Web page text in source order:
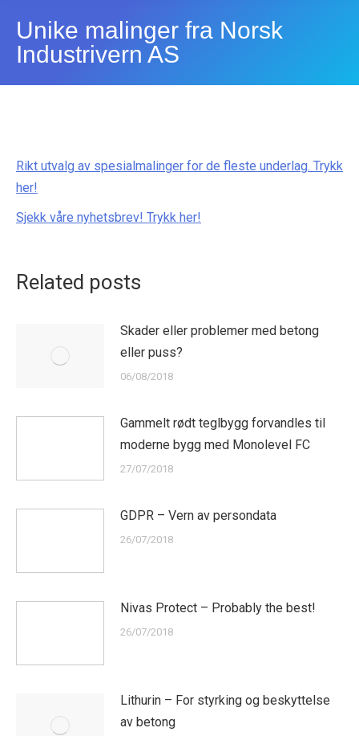
Unike malinger fra Norsk
Industrivern AS
Rikt utvalg av spesialmalinger for de fleste underlag. Trykk
her!
Sjekk våre nyhetsbrev! Trykk her!
Related posts
Skader eller problemer med betong
eller puss?
06/08/2018
Gammelt rødt teglbygg forvandles til
moderne bygg med Monolevel FC
27/07/2018
GDPR – Vern av persondata
26/07/2018
Nivas Protect – Probably the best!
26/07/2018
Lithurin – For styrking og beskyttelse
av betong